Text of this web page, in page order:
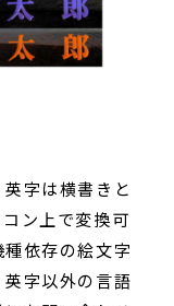
字は横書きと
ン上で変換可
依存の絵文字
字以外の言語